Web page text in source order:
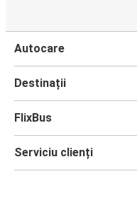
Autocare
Destinații
FlixBus
Serviciu clienți